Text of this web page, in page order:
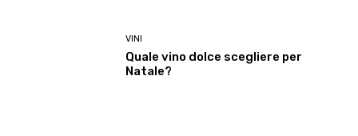
VINI
Quale vino dolce scegliere per
Natale?